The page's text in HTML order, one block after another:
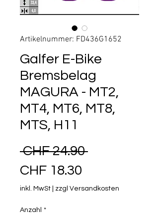
Artikelnummer: FD436G1652
Galfer E-Bike
Bremsbelag
MAGURA - MT2,
MT4, MT6, MT8,
MTS, H11
CHF 24.90
CHF 18.30
inkl. MwSt zzgl Versandkosten
Anzahl *